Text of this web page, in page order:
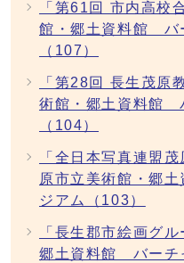
「第61回 市内高校
館・郷土資料館 バ
（107）
「第28回 長生茂原
術館・郷土資料館
（104）
「全日本写真連盟
原市立美術館・郷
ジアム（103）
「長生郡市絵画グ
郷土資料館 バーチ